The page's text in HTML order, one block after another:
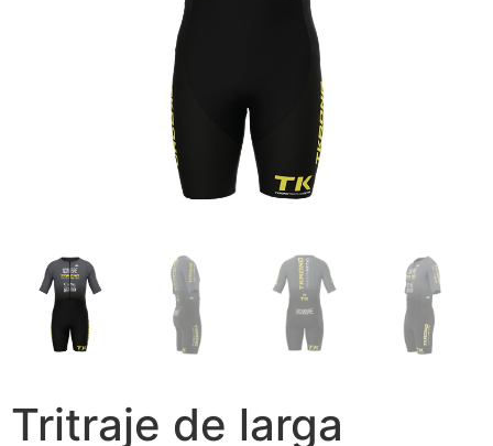
Tritraje de larga